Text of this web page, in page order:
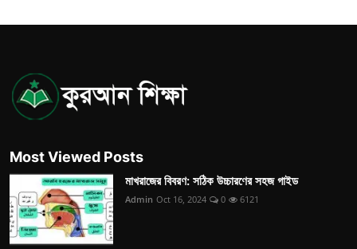
Most Viewed Posts
মাখরাজের বিবরণ: সঠিক উচ্চারণের সহজ গাইড
Admin Oct 16, 2024 0 6121